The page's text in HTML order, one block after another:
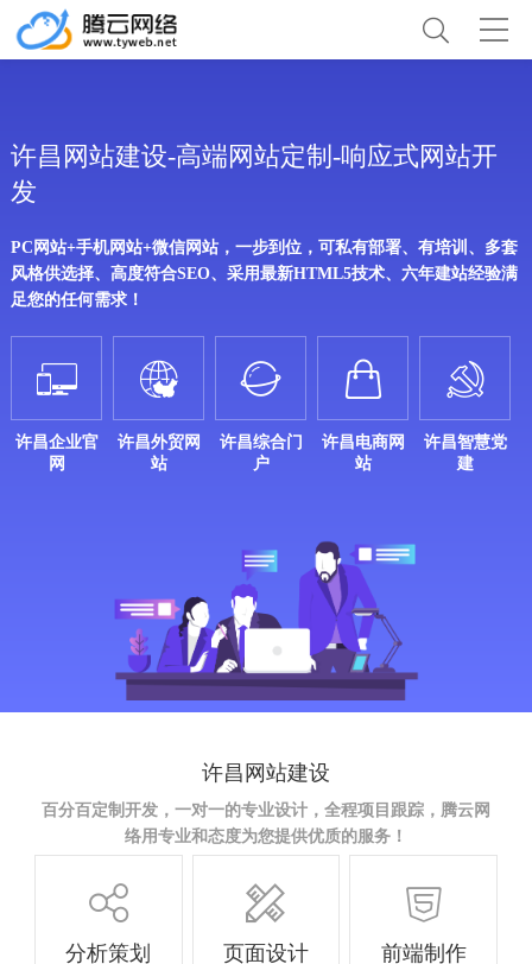
许昌网站建设-高端网站定制-响应式网站开
发
PC网站+手机网站+微信网站，一步到位，可私有部署、有培训、多套
风格供选择、高度符合SEO、采用最新HTML5技术、六年建站经验满
足您的任何需求！

许昌企业官
网

许昌外贸网
站

许昌综合门
户

许昌电商网
站

许昌智慧党
建
许昌网站建设
百分百定制开发，一对一的专业设计，全程项目跟踪，腾云网
络用专业和态度为您提供优质的服务！

分析策划

页面设计

前端制作